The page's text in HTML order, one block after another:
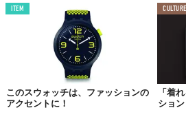
ITEM
このスウォッチは、ファッションの
アクセントに！
CULTURE
「着
ション